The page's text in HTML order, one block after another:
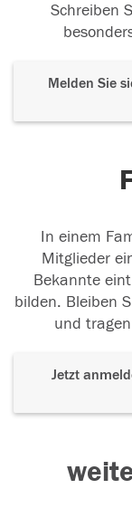
Schreiben
Melden Sie
In einem
Mitglieder
Bekannte
bilden. Bleiben
und
Jetzt